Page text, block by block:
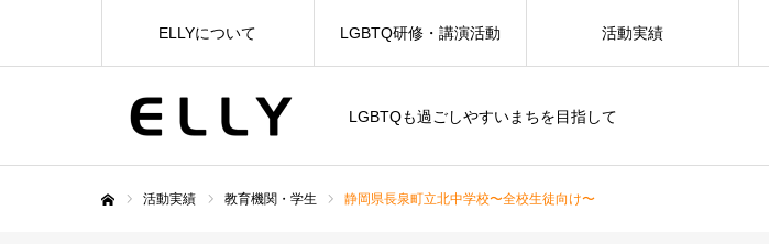
LGBTQも過ごしやすいまちを目指して
ELLYについて LGBTQ研修・講演活動 活動実績
活動実績 教育機関・学生 静岡県長泉町立北中学校〜全校生徒向け〜